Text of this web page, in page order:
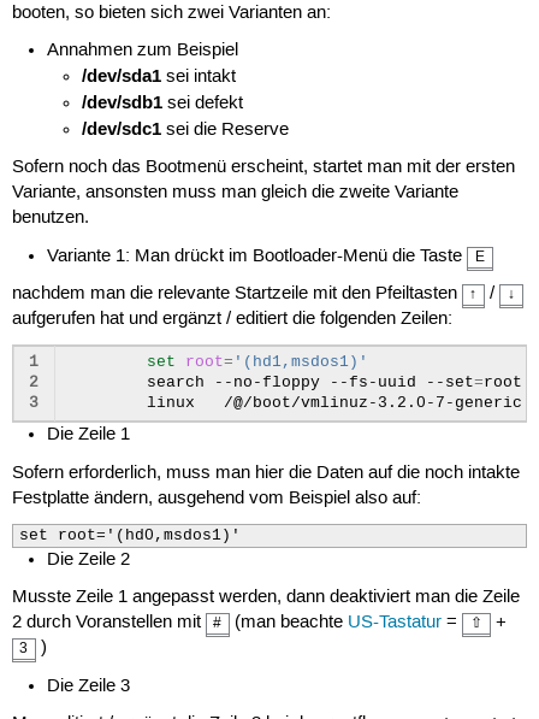
booten, so bieten sich zwei Varianten an:
Annahmen zum Beispiel
/dev/sda1 sei intakt
/dev/sdb1 sei defekt
/dev/sdc1 sei die Reserve
Sofern noch das Bootmenü erscheint, startet man mit der ersten
Variante, ansonsten muss man gleich die zweite Variante
benutzen.
Variante 1: Man drückt im Bootloader-Menü die Taste
E
nachdem man die relevante Startzeile mit den Pfeiltasten ↑ / ↓
aufgerufen hat und ergänzt / editiert die folgenden Zeilen:
1
2
3
set root= '(hd1,msdos1)'
search
--no-floppy --fs-uuid --set=root
linux
/@/boot/vmlinuz-3.2.0-7-generic
Die Zeile 1
Sofern erforderlich, muss man hier die Daten auf die noch intakte
Festplatte ändern, ausgehend vom Beispiel also auf:
set root='(hd0,msdos1)'
Die Zeile 2
Musste Zeile 1 angepasst werden, dann deaktiviert man die Zeile
2 durch Voranstellen mit
# (man beachte US-Tastatur = ⇧ +
3
)
Die Zeile 3